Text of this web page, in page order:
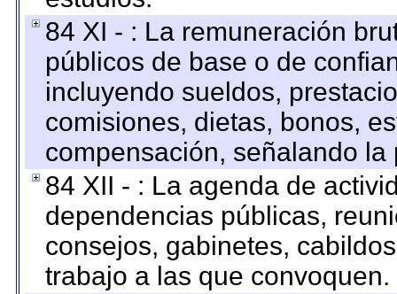
84 XI - : La remuneración
públicos de base o de
incluyendo sueldos,
comisiones, dietas, bonos,
compensación, señalando
84 XII - : La agenda de
dependencias públicas,
consejos, gabinetes,
trabajo a las que convoquen.